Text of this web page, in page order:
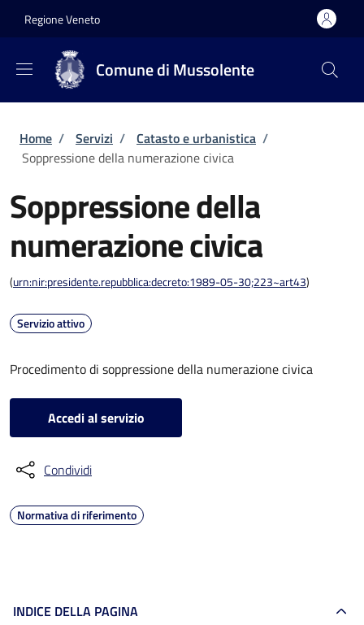
Regione Veneto
Comune di Mussolente
Briciole di pane
Home / Servizi / Catasto e urbanistica /
Soppressione della numerazione civica
Soppressione della
numerazione civica
(urn:nir:presidente.repubblica:decreto:1989-05-30;223~art43)
Servizio attivo
Procedimento di soppressione della numerazione civica
Accedi al servizio
Condividi
Normativa di riferimento
INDICE DELLA PAGINA